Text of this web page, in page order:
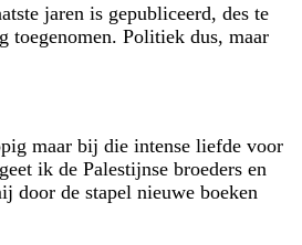
jaren is gepubliceerd, des te
toegenomen. Politiek dus, maar
maar bij die intense liefde voor
ik de Palestijnse broeders en
door de stapel nieuwe boeken